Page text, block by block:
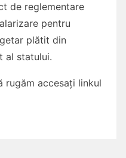
de reglementare
pentru
plătit din
al statului.
rugăm accesați linkul